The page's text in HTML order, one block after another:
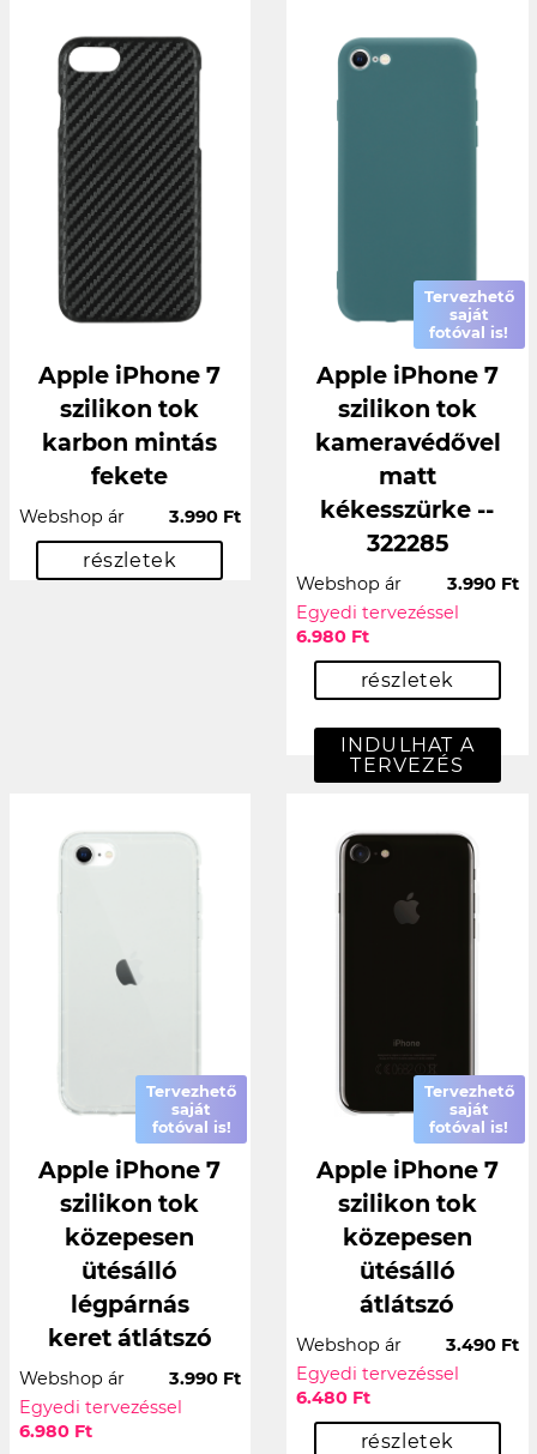
Apple iPhone 7
szilikon tok
karbon mintás
fekete
Webshop ár 3.990 Ft
részletek
Tervezhető
saját
fotóval is!
Apple iPhone 7
szilikon tok
kameravédővel
matt
kékesszürke --
322285
Webshop ár
3.990 Ft
Egyedi tervezéssel
6.980 Ft
részletek
INDULHAT A
TERVEZÉS
Tervezhető
saját
fotóval is!
Apple iPhone 7
szilikon tok
közepesen
ütésálló
légpárnás
keret átlátszó
Webshop ár
3.990 Ft
Egyedi tervezéssel
6.980 Ft
Tervezhető
saját
fotóval is!
Apple iPhone 7
szilikon tok
közepesen
ütésálló
átlátszó
Webshop ár
3.490 Ft
Egyedi tervezéssel
6.480 Ft
részletek